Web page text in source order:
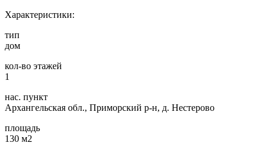
Характеристики:
тип
дом
кол-во этажей
1
нас. пункт
Архангельская обл., Приморский р-н, д. Нестерово
площадь
130 м2